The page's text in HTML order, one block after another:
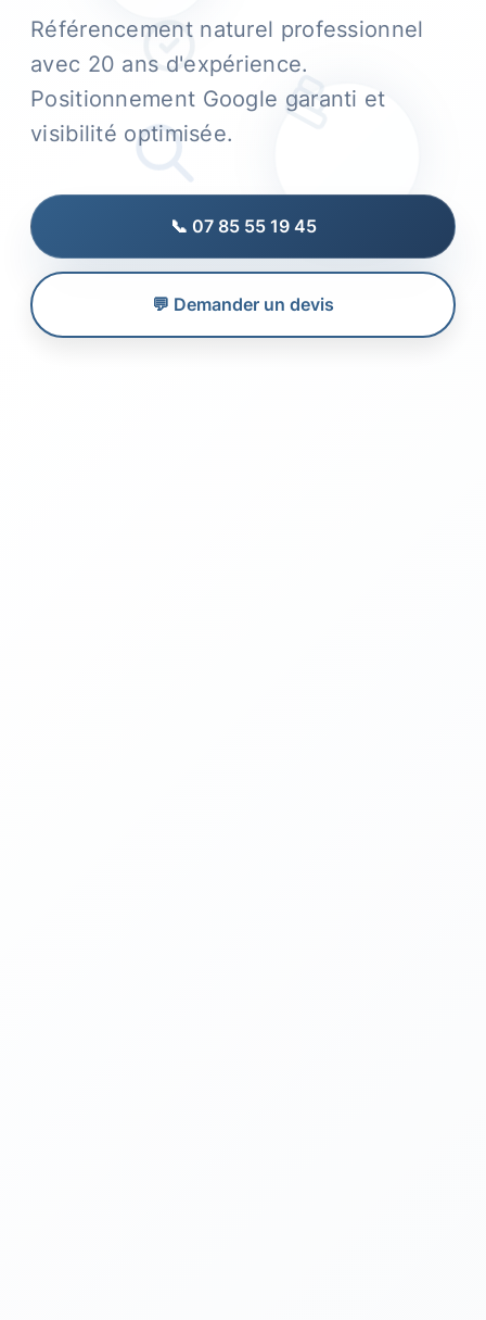
Référencement naturel professionnel
avec 20 ans d'expérience.
Positionnement Google garanti et
visibilité optimisée.
📞 07 85 55 19 45
💬 Demander un devis